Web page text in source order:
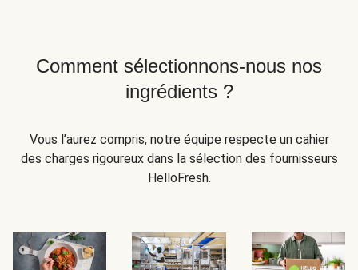
Comment sélectionnons-nous nos
ingrédients ?
Vous l’aurez compris, notre équipe respecte un cahier
des charges rigoureux dans la sélection des fournisseurs
HelloFresh.